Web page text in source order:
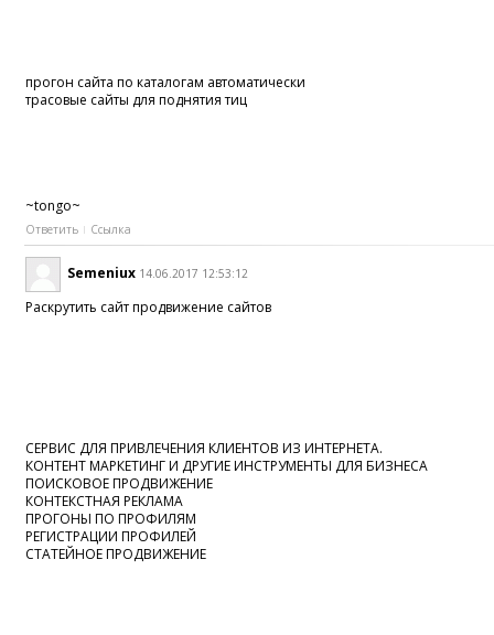
прогон сайта по каталогам автоматически
трасовые сайты для поднятия тиц
~tongo~
Ответить Ссылка
Semeniux 14.06.2017 12:53:12
Раскрутить сайт продвижение сайтов
СЕРВИС ДЛЯ ПРИВЛЕЧЕНИЯ КЛИЕНТОВ ИЗ ИНТЕРНЕТА.
КОНТЕНТ МАРКЕТИНГ И ДРУГИЕ ИНСТРУМЕНТЫ ДЛЯ БИЗНЕСА
ПОИСКОВОЕ ПРОДВИЖЕНИЕ
КОНТЕКСТНАЯ РЕКЛАМА
ПРОГОНЫ ПО ПРОФИЛЯМ
РЕГИСТРАЦИИ ПРОФИЛЕЙ
СТАТЕЙНОЕ ПРОДВИЖЕНИЕ